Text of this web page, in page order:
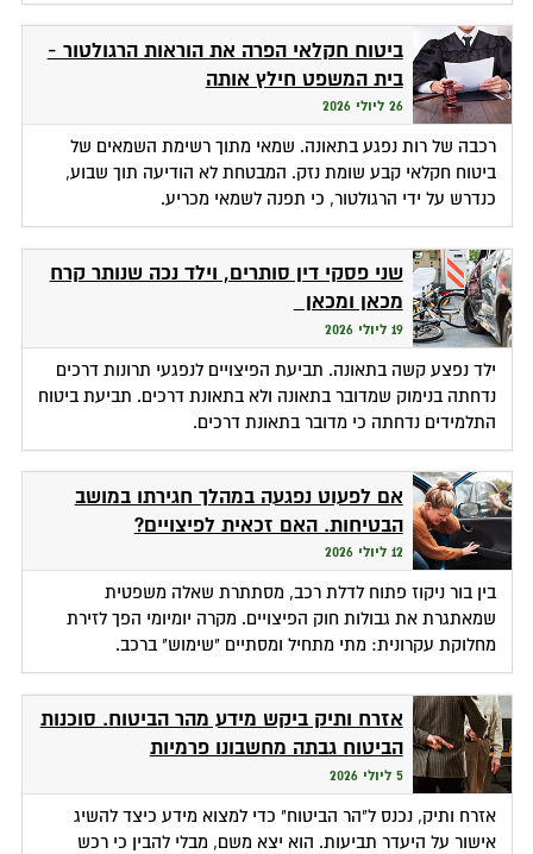
ביטוח חקלאי הפרה את הוראות הרגולטור -
בית המשפט חילץ אותה
26 ליולי 2026
רכבה של רות נפגע בתאונה. שמאי מתוך רשימת השמאים של
ביטוח חקלאי קבע שומת נזק. המבטחת לא הודיעה תוך שבוע,
כנדרש על ידי הרגולטור, כי תפנה לשמאי מכריע.
שני פסקי דין סותרים, וילד נכה שנותר קרח
מכאן ומכאן
19 ליולי 2026
ילד נפצע קשה בתאונה. תביעת הפיצויים לנפגעי תרונות דרכים
נדחתה בנימוק שמדובר בתאונה ולא בתאונת דרכים. תביעת ביטוח
התלמידים נדחתה כי מדובר בתאונת דרכים.
אם לפעוט נפגעה במהלך חגירתו במושב
הבטיחות. האם זכאית לפיצויים?
12 ליולי 2026
בין בור ניקוז פתוח לדלת רכב, מסתתרת שאלה משפטית
שמאתגרת את גבולות חוק הפיצויים. מקרה יומיומי הפך לזירת
מחלוקת עקרונית: מתי מתחיל ומסתיים "שימוש" ברכב.
אזרח ותיק ביקש מידע מהר הביטוח. סוכנות
הביטוח גבתה מחשבונו פרמיות
5 ליולי 2026
אזרח ותיק, נכנס ל"הר הביטוח" כדי למצוא מידע כיצד להשיג
אישור על היעדר תביעות. הוא יצא משם, מבלי להבין כי רכש